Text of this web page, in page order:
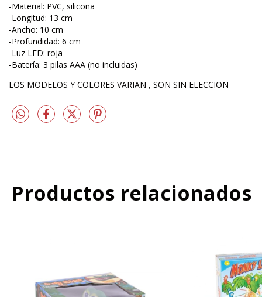
-Material: PVC, silicona
-Longitud: 13 cm
-Ancho: 10 cm
-Profundidad: 6 cm
-Luz LED: roja
-Batería: 3 pilas AAA (no incluidas)
LOS MODELOS Y COLORES VARIAN , SON SIN ELECCION
Productos relacionados